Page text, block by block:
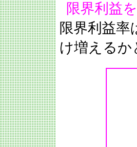
限界利益
限界利益
け増えるか